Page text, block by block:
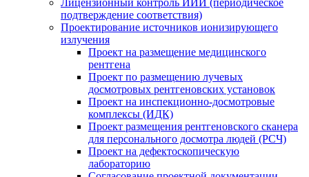
Лицензионный контроль ИИИ (периодическое
подтверждение соответствия)
Проектирование источников ионизирующего
излучения
Проект на размещение медицинского
рентгена
Проект по размещению лучевых
досмотровых рентгеновских установок
Проект на инспекционно-досмотровые
комплексы (ИДК)
Проект размещения рентгеновского сканера
для персонального досмотра людей (РСЧ)
Проект на дефектоскопическую
лабораторию